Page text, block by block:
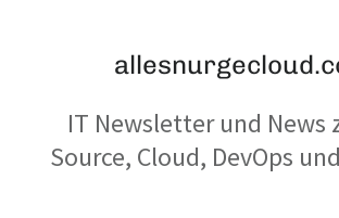
IT Newsletter und News
Source, Cloud, DevOps